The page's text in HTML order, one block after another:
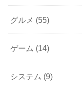
グルメ (55)
ゲーム (14)
システム (9)